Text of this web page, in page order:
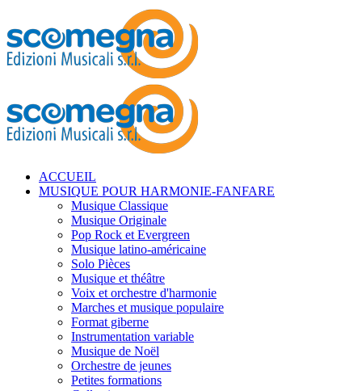
ACCUEIL
MUSIQUE POUR HARMONIE-FANFARE
Musique Classique
Musique Originale
Pop Rock et Evergreen
Musique latino-américaine
Solo Pièces
Musique et théâtre
Voix et orchestre d'harmonie
Marches et musique populaire
Format giberne
Instrumentation variable
Musique de Noël
Orchestre de jeunes
Petites formations